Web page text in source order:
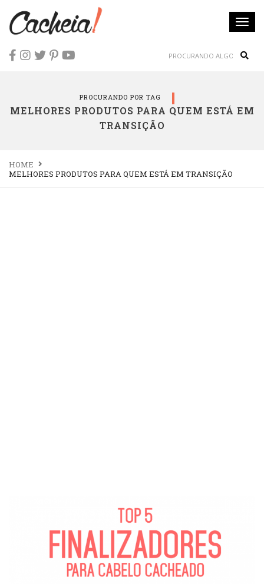
PROCURANDO POR TAG
MELHORES PRODUTOS PARA QUEM ESTÁ EM
TRANSIÇÃO
HOME
MELHORES PRODUTOS PARA QUEM ESTÁ EM TRANSIÇÃO